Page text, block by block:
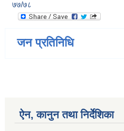
७७/७८
जन प्रतिनिधि
ऐन, कानुन तथा निर्देशिका